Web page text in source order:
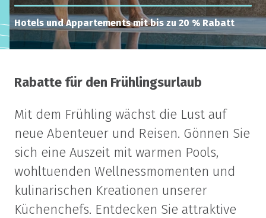
Hotels und Appartements mit bis zu 20 % Rabatt
Rabatte für den Frühlingsurlaub
Mit dem Frühling wächst die Lust auf
neue Abenteuer und Reisen. Gönnen Sie
sich eine Auszeit mit warmen Pools,
wohltuenden Wellnessmomenten und
kulinarischen Kreationen unserer
Küchenchefs. Entdecken Sie attraktive